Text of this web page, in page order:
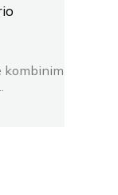
kombinim